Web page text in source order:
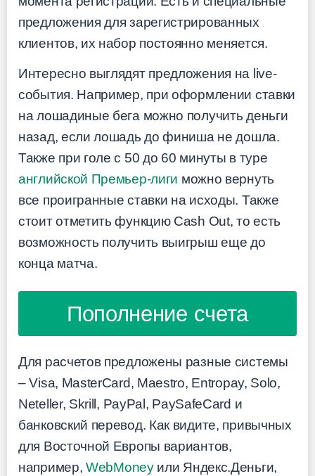
предложения для зарегистрированных
клиентов, их набор постоянно меняется.
Интересно выглядят предложения на live-
события. Например, при оформлении ставки
на лошадиные бега можно получить деньги
назад, если лошадь до финиша не дошла.
Также при голе с 50 до 60 минуты в туре
английской Премьер-лиги можно вернуть
все проигранные ставки на исходы. Также
стоит отметить функцию Cash Out, то есть
возможность получить выигрыш еще до
конца матча.
Пополнение счета
Для расчетов предложены разные системы
– Visa, MasterCard, Maestro, Entropay, Solo,
Neteller, Skrill, PayPal, PaySafeCard и
банковский перевод. Как видите, привычных
для Восточной Европы вариантов,
например, WebMoneyили Яндекс.Деньги,